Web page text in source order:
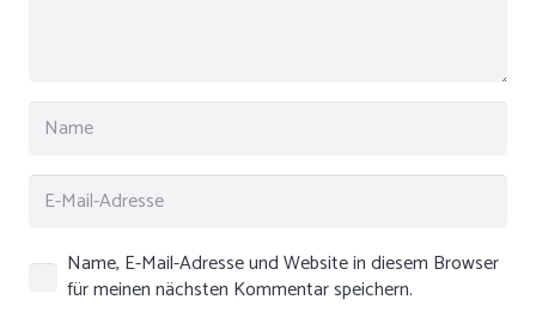
Name, E-Mail-Adresse und Website in diesem Browser
für meinen nächsten Kommentar speichern.